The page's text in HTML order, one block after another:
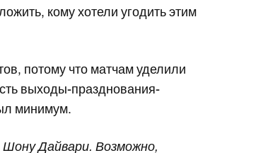
кому хотели угодить этим
потому что матчам уделили
выходы-празднования-
минимум.
Шону Дайвари. Возможно,